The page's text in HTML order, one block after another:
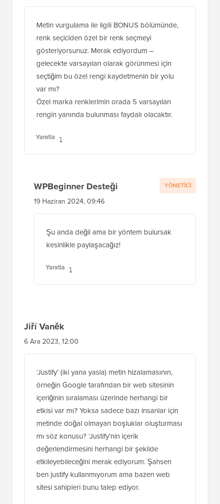
Metin vurgulama ile ilgili BONUS bölümünde,
renk seçiciden özel bir renk seçmeyi
gösteriyorsunuz. Merak ediyordum –
gelecekte varsayılan olarak görünmesi için
seçtiğim bu özel rengi kaydetmenin bir yolu
var mı?
Özel marka renklerimin orada 5 varsayılan
rengin yanında bulunması faydalı olacaktır.
Yanıtla
WPBeginner Desteği
19 Haziran 2024, 09:46
Şu anda değil ama bir yöntem bulursak
kesinlikle paylaşacağız!
Yanıtla
YÖNETICI
Jiří Vaněk
6 Ara 2023, 12:00
‘Justify’ (iki yana yasla) metin hizalamasının,
örneğin Google tarafından bir web sitesinin
içeriğinin sıralaması üzerinde herhangi bir
etkisi var mı? Yoksa sadece bazı insanlar için
metinde doğal olmayan boşluklar oluşturması
mı söz konusu? ‘Justify’nin içerik
değerlendirmesini herhangi bir şekilde
etkileyebileceğini merak ediyorum. Şahsen
ben justify kullanmıyorum ama bazen web
sitesi sahipleri bunu talep ediyor.